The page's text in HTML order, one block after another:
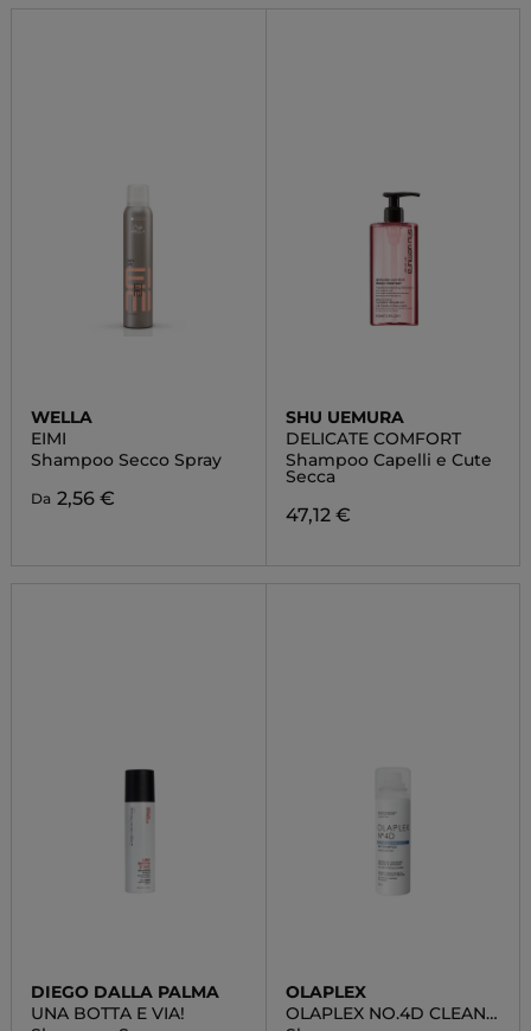
WELLA
EIMI
Shampoo Secco Spray
Da 2,56 €
SHU UEMURA
DELICATE COMFORT
Shampoo Capelli e Cute
Secca
47,12 €
DIEGO DALLA PALMA
UNA BOTTA E VIA!
OLAPLEX
OLAPLEX NO.4D CLEAN